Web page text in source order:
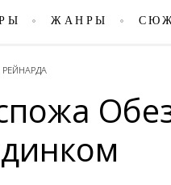
ЖАНРЫ
РЕЙНАРДА